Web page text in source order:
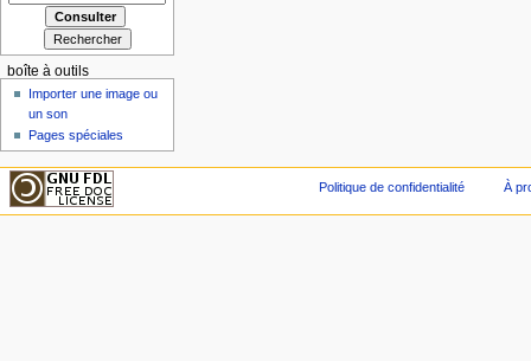
boîte à outils
Importer une image ou
un son
Pages spéciales
Politique de confidentialité À